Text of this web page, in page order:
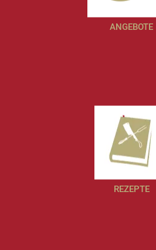
ANGEBOTE
REZEPTE